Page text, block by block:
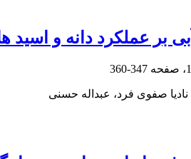
بر عملکرد دانه و اسید
347-360
نادیا صفوی فرد، عبداله حسنی